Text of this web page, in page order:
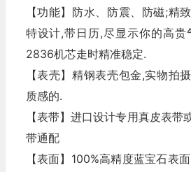
【功能】防水、防震、防磁;精
特设计,带日历,尽显示你的高贵
2836机芯走时精准稳定.
【表壳】精钢表壳包金,实物拍
质感的.
【表带】进口设计专用真皮表带
带通配
【表面】100%高精度蓝宝石表